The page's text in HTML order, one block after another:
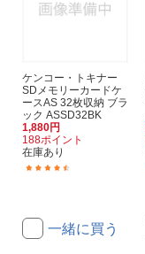
ケンコー・トキナー
SDメモリーカードケ
ースAS 32枚収納 ブラ
ック ASSD32BK
1,880円
188ポイント
在庫あり
一緒に買う